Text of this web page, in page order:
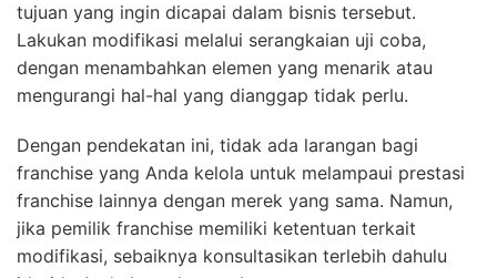
tujuan yang ingin dicapai dalam bisnis tersebut.
Lakukan modifikasi melalui serangkaian uji coba,
dengan menambahkan elemen yang menarik atau
mengurangi hal-hal yang dianggap tidak perlu.
Dengan pendekatan ini, tidak ada larangan bagi
franchise yang Anda kelola untuk melampaui prestasi
franchise lainnya dengan merek yang sama. Namun,
jika pemilik franchise memiliki ketentuan terkait
modifikasi, sebaiknya konsultasikan terlebih dahulu